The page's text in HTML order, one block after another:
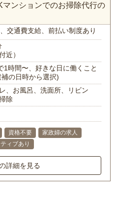
ンションでのお掃除代行の
、交通費支給、前払い制度あり
近）
1時間〜、好きな日に働くこと
の日時から選択)
、お風呂、洗面所、リビン
除
資格不要
家政婦の求人
ィブあり
詳細を見る